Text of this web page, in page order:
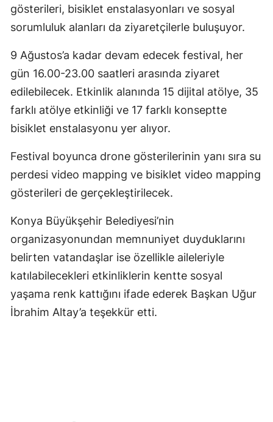
gösterileri, bisiklet enstalasyonları ve sosyal
sorumluluk alanları da ziyaretçilerle buluşuyor.
9 Ağustos’a kadar devam edecek festival, her
gün 16.00-23.00 saatleri arasında ziyaret
edilebilecek. Etkinlik alanında 15 dijital atölye, 35
farklı atölye etkinliği ve 17 farklı konseptte
bisiklet enstalasyonu yer alıyor.
Festival boyunca drone gösterilerinin yanı sıra su
perdesi video mapping ve bisiklet video mapping
gösterileri de gerçekleştirilecek.
Konya Büyükşehir Belediyesi’nin
organizasyonundan memnuniyet duyduklarını
belirten vatandaşlar ise özellikle aileleriyle
katılabilecekleri etkinliklerin kentte sosyal
yaşama renk kattığını ifade ederek Başkan Uğur
İbrahim Altay’a teşekkür etti.